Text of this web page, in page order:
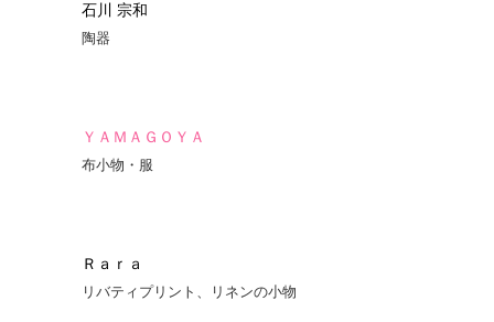
石川 宗和
陶器
ＹＡＭＡＧＯＹＡ
布小物・服
Ｒａｒａ
リバティプリント、リネンの小物